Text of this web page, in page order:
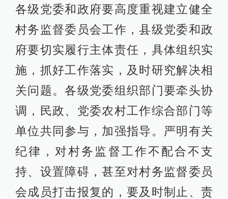
各级党委和政府要高度重视建立健全
村务监督委员会工作，县级党委和政
府要切实履行主体责任，具体组织实
施，抓好工作落实，及时研究解决相
关问题。各级党委组织部门要牵头协
调，民政、党委农村工作综合部门等
单位共同参与，加强指导。严明有关
纪律，对村务监督工作不配合不支
持、设置障碍，甚至对村务监督委员
会成员打击报复的，要及时制止、责